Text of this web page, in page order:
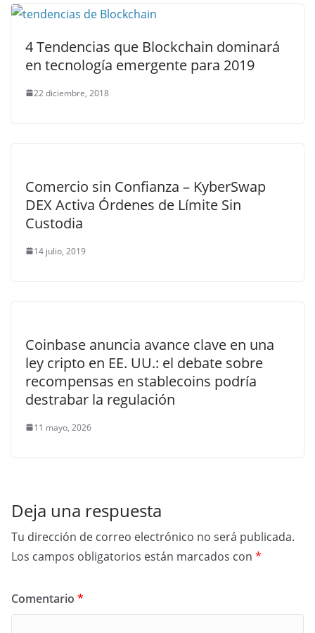
4 Tendencias que Blockchain dominará
en tecnología emergente para 2019
22 diciembre, 2018
Comercio sin Confianza – KyberSwap
DEX Activa Órdenes de Límite Sin
Custodia
14 julio, 2019
Coinbase anuncia avance clave en una
ley cripto en EE. UU.: el debate sobre
recompensas en stablecoins podría
destrabar la regulación
11 mayo, 2026
Deja una respuesta
Tu dirección de correo electrónico no será publicada.
Los campos obligatorios están marcados con *
Comentario *